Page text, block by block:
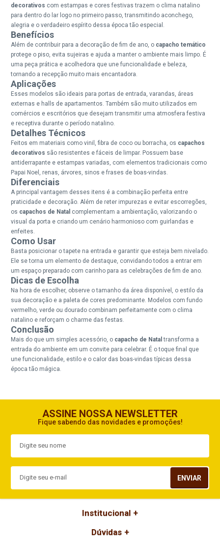
decorativos com estampas e cores festivas trazem o clima natalino
para dentro do lar logo no primeiro passo, transmitindo aconchego,
alegria e o verdadeiro espírito dessa época tão especial.
Benefícios
Além de contribuir para a decoração de fim de ano, o capacho temático
protege o piso, evita sujeiras e ajuda a manter o ambiente mais limpo. É
uma peça prática e acolhedora que une funcionalidade e beleza,
tornando a recepção muito mais encantadora.
Aplicações
Esses modelos são ideais para portas de entrada, varandas, áreas
externas e halls de apartamentos. Também são muito utilizados em
comércios e escritórios que desejam transmitir uma atmosfera festiva
e receptiva durante o período natalino.
Detalhes Técnicos
Feitos em materiais como vinil, fibra de coco ou borracha, os capachos
decorativos são resistentes e fáceis de limpar. Possuem base
antiderrapante e estampas variadas, com elementos tradicionais como
Papai Noel, renas, árvores, sinos e frases de boas-vindas.
Diferenciais
A principal vantagem desses itens é a combinação perfeita entre
praticidade e decoração. Além de reter impurezas e evitar escorregões,
os capachos de Natal complementam a ambientação, valorizando o
visual da porta e criando um cenário harmonioso com guirlandas e
enfeites.
Como Usar
Basta posicionar o tapete na entrada e garantir que esteja bem nivelado.
Ele se torna um elemento de destaque, convidando todos a entrar em
um espaço preparado com carinho para as celebrações de fim de ano.
Dicas de Escolha
Na hora de escolher, observe o tamanho da área disponível, o estilo da
sua decoração e a paleta de cores predominante. Modelos com fundo
vermelho, verde ou dourado combinam perfeitamente com o clima
natalino e reforçam o charme das festas.
Conclusão
Mais do que um simples acessório, o capacho de Natal transforma a
entrada do ambiente em um convite para celebrar. É o toque final que
une funcionalidade, estilo e o calor das boas-vindas típicas dessa
época tão mágica.
ASSINE NOSSA NEWSLETTER
Fique sabendo das novidades e promoções!
ENVIAR
Institucional
Dúvidas